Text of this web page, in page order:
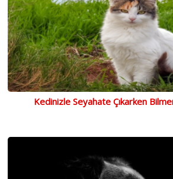
Kedinizle Seyahate Çıkarken